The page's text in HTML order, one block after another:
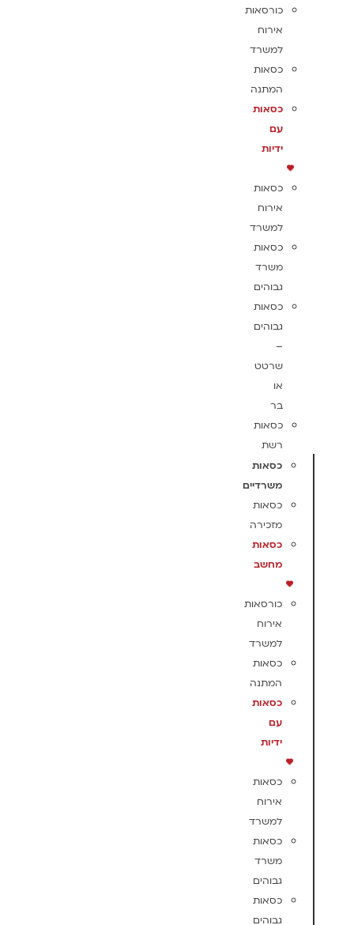
כורסאות
אירוח
למשרד
כסאות
המתנה
כסאות
עם
ידיות
כסאות
אירוח
למשרד
כסאות
משרד
גבוהים
כסאות
גבוהים
–
שרטט
או
בר
כסאות
רשת
כסאות
משרדיים
כסאות
מזכירה
כסאות
מחשב
כורסאות
אירוח
למשרד
כסאות
המתנה
כסאות
עם
ידיות
כסאות
אירוח
למשרד
כסאות
משרד
גבוהים
כסאות
גבוהים